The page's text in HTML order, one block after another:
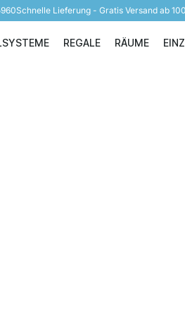
Schnelle Lieferung - Gratis Versand ab
Regalsysteme
REGALE
Regale
RÄUME
Räume